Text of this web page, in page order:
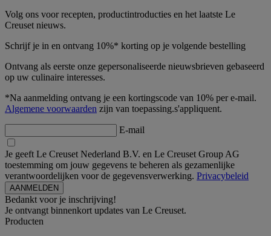
Volg ons voor recepten, productintroducties en het laatste Le
Creuset nieuws.
Schrijf je in en ontvang 10%* korting op je volgende bestelling
Ontvang als eerste onze gepersonaliseerde nieuwsbrieven gebaseerd
op uw culinaire interesses.
*Na aanmelding ontvang je een kortingscode van 10% per e-mail.
Algemene voorwaarden zijn van toepassing.s'appliquent.
E-mail
Je geeft Le Creuset Nederland B.V. en Le Creuset Group AG
toestemming om jouw gegevens te beheren als gezamenlijke
verantwoordelijken voor de gegevensverwerking. Privacybeleid
Bedankt voor je inschrijving!
Je ontvangt binnenkort updates van Le Creuset.
Producten